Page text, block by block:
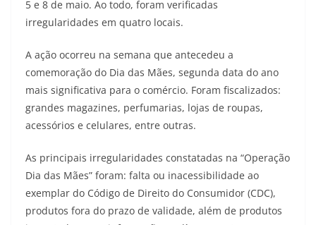
5 e 8 de maio. Ao todo, foram verificadas
irregularidades em quatro locais.
A ação ocorreu na semana que antecedeu a
comemoração do Dia das Mães, segunda data do ano
mais significativa para o comércio. Foram fiscalizados:
grandes magazines, perfumarias, lojas de roupas,
acessórios e celulares, entre outras.
As principais irregularidades constatadas na “Operação
Dia das Mães” foram: falta ou inacessibilidade ao
exemplar do Código de Direito do Consumidor (CDC),
produtos fora do prazo de validade, além de produtos